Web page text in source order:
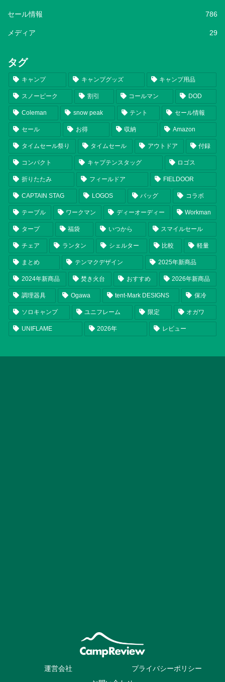
セール情報 786
メディア 29
タグ
キャンプ キャンプグッズ キャンプ用品
スノーピーク 割引 コールマン DOD
Coleman snow peak テント セール情報
セール お得 収納 Amazon
タイムセール祭り タイムセール アウトドア 付録
コンパクト キャプテンスタッグ ロゴス
折りたたみ フィールドア FIELDOOR
CAPTAIN STAG LOGOS バッグ コラボ
テーブル ワークマン ディーオーディー Workman
タープ 福袋 いつから スマイルセール
チェア ランタン シェルター 比較 軽量
まとめ テンマクデザイン 2025年新商品
2024年新商品 焚き火台 おすすめ 2026年新商品
調理器具 Ogawa tent-Mark DESIGNS 保冷
ソロキャンプ ユニフレーム 限定 オガワ
UNIFLAME 2026年 レビュー
運営会社
プライバシーポリシー